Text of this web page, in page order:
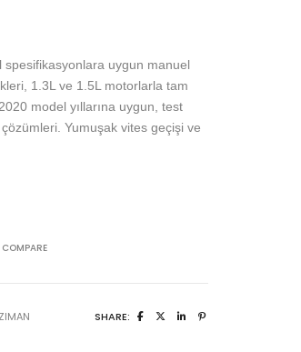
uygun manuel
1.3L ve 1.5L motorlarla tam
model yıllarına uygun, test
Yumuşak vites geçişi ve
SHARE: